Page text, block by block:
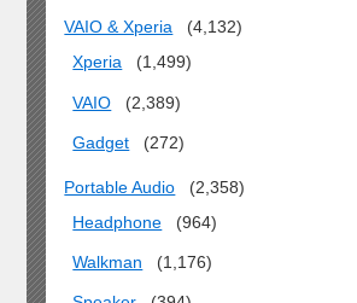
VAIO & Xperia
(4,132)
Xperia
(1,499)
VAIO (2,389)
Gadget (272)
Portable Audio
(2,358)
Headphone
(964)
Walkman (1,176)